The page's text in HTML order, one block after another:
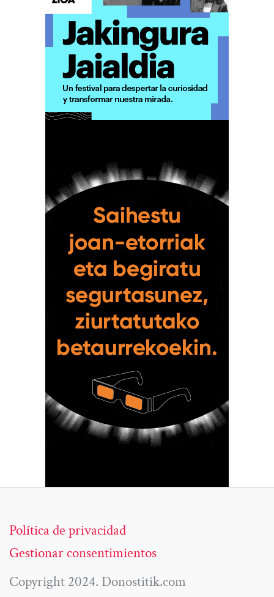
Política de privacidad
Gestionar consentimientos
Copyright 2024. Donostitik.com